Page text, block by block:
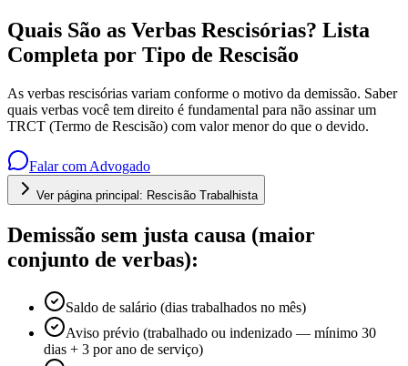
Quais São as Verbas Rescisórias? Lista
Completa por Tipo de Rescisão
As verbas rescisórias variam conforme o motivo da demissão. Saber
quais verbas você tem direito é fundamental para não assinar um
TRCT (Termo de Rescisão) com valor menor do que o devido.
Falar com Advogado
Ver página principal: Rescisão Trabalhista
Demissão sem justa causa (maior
conjunto de verbas):
Saldo de salário (dias trabalhados no mês)
Aviso prévio (trabalhado ou indenizado — mínimo 30
dias + 3 por ano de serviço)